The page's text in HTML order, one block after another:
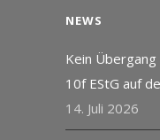
NEWS
Kein
10f EStG auf
14. Juli 2026